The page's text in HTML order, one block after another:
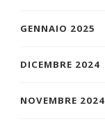
GENNAIO 2025
DICEMBRE 2024
NOVEMBRE 2024